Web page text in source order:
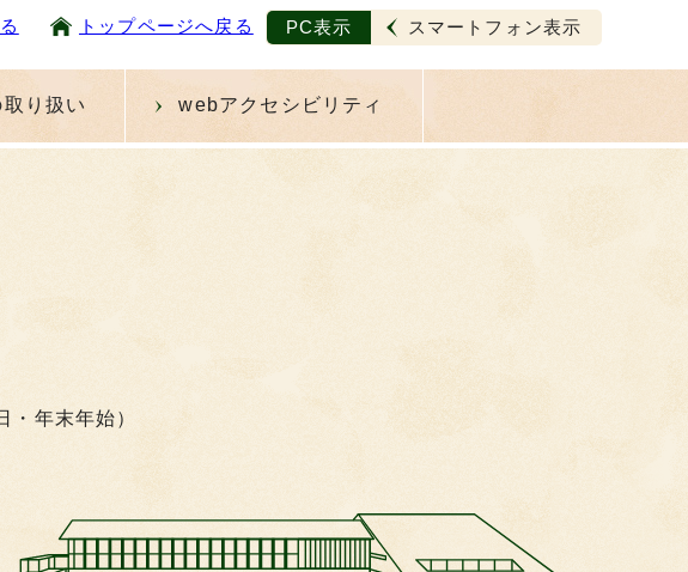
トップページへ戻る PC表示 スマートフォン表示
り扱い webアクセシビリティ
年末年始）